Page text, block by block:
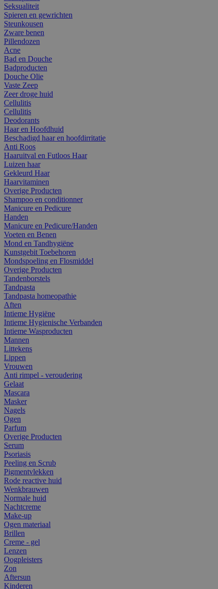
Seksualiteit
Spieren en gewrichten
Steunkousen
Zware benen
Pillendozen
Acne
Bad en Douche
Badproducten
Douche Olie
Vaste Zeep
Zeer droge huid
Cellulitis
Cellulitis
Deodorants
Haar en Hoofdhuid
Beschadigd haar en hoofdirritatie
Anti Roos
Haaruitval en Futloos Haar
Luizen haar
Gekleurd Haar
Haarvitaminen
Overige Producten
Shampoo en conditionner
Manicure en Pedicure
Handen
Manicure en Pedicure/Handen
Voeten en Benen
Mond en Tandhygiëne
Kunstgebit Toebehoren
Mondspoeling en Flosmiddel
Overige Producten
Tandenborstels
Tandpasta
Tandpasta homeopathie
Aften
Intieme Hygiëne
Intieme Hygienische Verbanden
Intieme Wasproducten
Mannen
Littekens
Lippen
Vrouwen
Anti rimpel - veroudering
Gelaat
Mascara
Masker
Nagels
Ogen
Parfum
Overige Producten
Serum
Psoriasis
Peeling en Scrub
Pigmentvlekken
Rode reactive huid
Wenkbrauwen
Normale huid
Nachtcreme
Make-up
Ogen materiaal
Brillen
Creme - gel
Lenzen
Oogpleisters
Zon
Aftersun
Kinderen